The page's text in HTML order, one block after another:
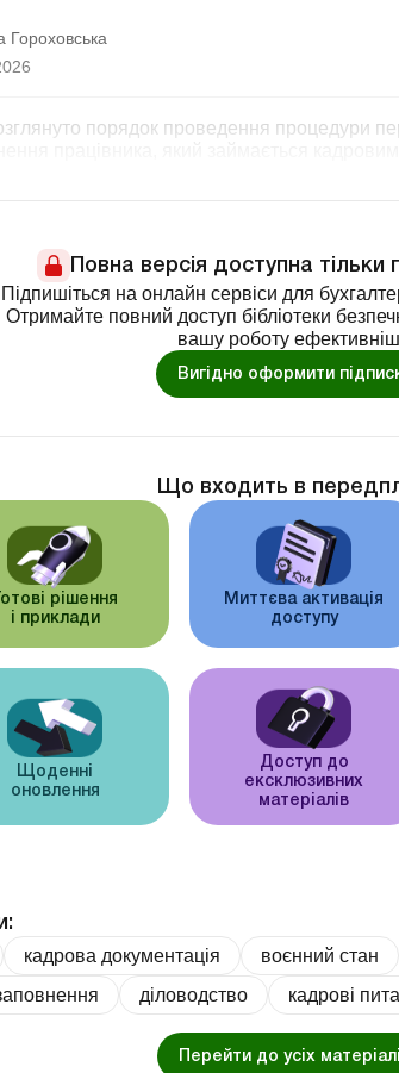
Гороховська
порядок проведення процедури
Повна версія доступна
Підпишіться на онлайн сервіси для
Отримайте повний доступ бібліотеки
вашу роботу
Вигідно оформити
Що входить в
Готові рішення
і приклади
Миттєва активація
доступу
Щоденні
оновлення
Доступ до
ексклюзивних
матеріалів
кадрова документація воєнний стан
діловодство кадрові
Перейти до усіх